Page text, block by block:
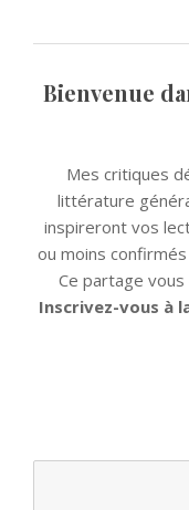
Bienvenue
Mes critiques
littérature
inspireront vos
ou moins
Ce partage
Inscrivez-vous à